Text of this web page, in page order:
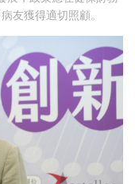
友獲得適切照顧。